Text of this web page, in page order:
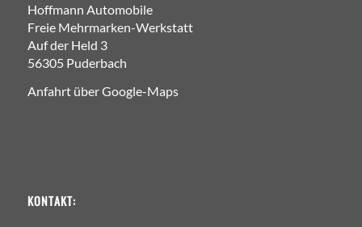
Hoffmann Automobile
Freie Mehrmarken-Werkstatt
Auf der Held 3
56305 Puderbach
Anfahrt über Google-Maps
KONTAKT: